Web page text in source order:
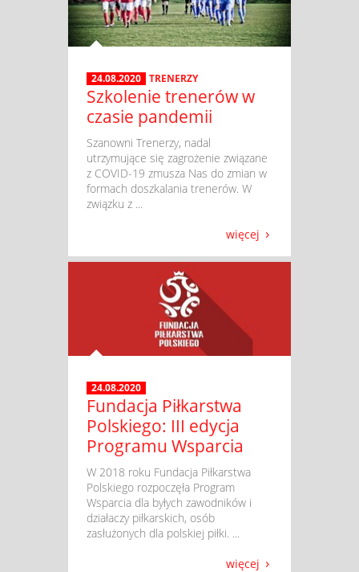
24.08.2020 TRENERZY
Szkolenie trenerów w
czasie pandemii
​ Szanowni Trenerzy, nadal
utrzymujące się zagrożenie związane
z COVID-19 zmusza Nas do zmian w
formach doszkalania trenerów. W
związku z ...
więcej
24.08.2020
Fundacja Piłkarstwa
Polskiego: III edycja
Programu Wsparcia
​ W 2018 roku Fundacja Piłkarstwa
Polskiego rozpoczęła Program
Wsparcia dla byłych zawodników i
działaczy piłkarskich, osób
zasłużonych dla polskiej piłki. ...
więcej